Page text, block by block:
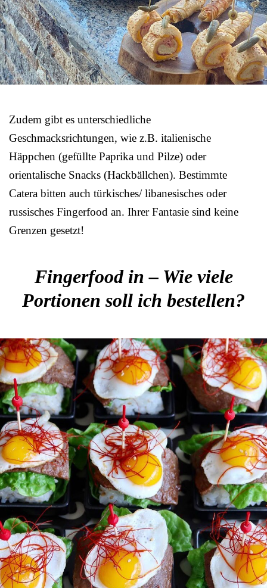
Zudem gibt es unterschiedliche
Geschmacksrichtungen, wie z.B. italienische
Häppchen (gefüllte Paprika und Pilze) oder
orientalische Snacks (Hackbällchen). Bestimmte
Catera bitten auch türkisches/ libanesisches oder
russisches Fingerfood an. Ihrer Fantasie sind keine
Grenzen gesetzt!
Fingerfood in – Wie viele
Portionen soll ich bestellen?